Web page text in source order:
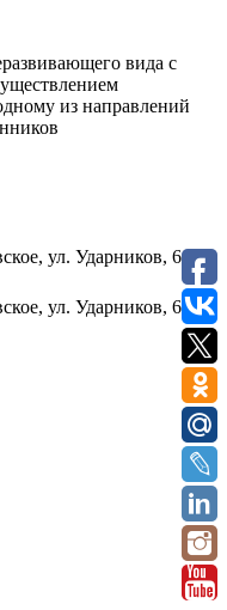
вида с
из направлений
ул. Ударников, 6
ул. Ударников, 6